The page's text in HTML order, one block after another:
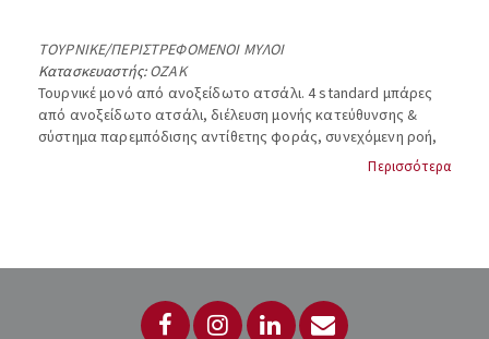
ΤΟΥΡΝΙΚΕ/ΠΕΡΙΣΤΡΕΦΟΜΕΝΟΙ ΜΥΛΟΙ
Κατασκευαστής:OZAK
Τουρνικέ μονό από ανοξείδωτο ατσάλι. 4 standard μπάρες
από ανοξείδωτο ατσάλι, διέλευση μονής κατεύθυνσης &
σύστημα παρεμπόδισης αντίθετης φοράς, συνεχόμενη ροή,
χειροκίνητη λειτουργία, μηχανικό σύστημα κλειδώματος,
διαστάσεις 1100x1100x817 mm, βάρος: 15 kg. OZAK, MRKT-
Περισσότερα